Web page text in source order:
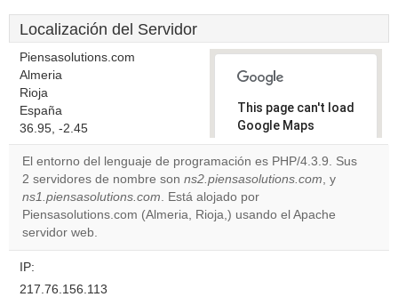
Localización del Servidor
Piensasolutions.com
Almeria
Rioja
España
36.95, -2.45
This page can't load
Google Maps
correctly.
Do you
own this
website?
El entorno del lenguaje de programación es PHP/4.3.9. Sus
2 servidores de nombre son ns2.piensasolutions.com, y
ns1.piensasolutions.com. Está alojado por
Piensasolutions.com (Almeria, Rioja,) usando el Apache
servidor web.
IP:
217.76.156.113